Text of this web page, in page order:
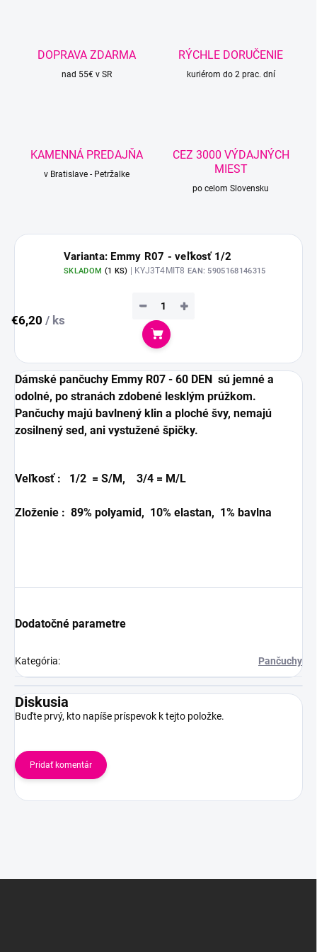
DOPRAVA ZDARMA
nad 55€ v SR
RÝCHLE DORUČENIE
kuriérom do 2 prac. dní
KAMENNÁ PREDAJŇA
v Bratislave - Petržalke
CEZ 3000 VÝDAJNÝCH
MIEST
po celom Slovensku
Varianta: Emmy R07 - veľkosť 1/2
SKLADOM (1 KS) | KYJ3T4MIT8 EAN: 5905168146315
€6,20 / ks
+
−
Do košíka
Dámské pančuchy Emmy R07 - 60 DEN sú jemné a
odolné, po stranách zdobené lesklým prúžkom.
Pančuchy majú bavlnený klin a ploché švy, nemajú
zosilnený sed, ani vystužené špičky.
Veľkosť : 1/2 = S/M, 3/4 = M/L
Zloženie : 89% polyamid, 10% elastan, 1% bavlna
Dodatočné parametre
Kategória: Pančuchy
Diskusia
Buďte prvý, kto napíše príspevok k tejto položke.
Pridať komentár